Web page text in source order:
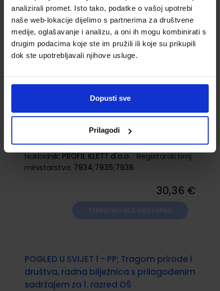
analizirali promet. Isto tako, podatke o vašoj upotrebi
naše web-lokacije dijelimo s partnerima za društvene
medije, oglašavanje i analizu, a oni ih mogu kombinirati s
drugim podacima koje ste im pružili ili koje su prikupili
dok ste upotrebljavali njihove usluge.
Dopusti sve
Prilagodi
TRENUTNO NIJE DOSTUPNO
RIJEČI, TRAG U PRIČI) - PP; komplet 1., 2. i
prilagođenim sadržajem za 1. razred OŠ
Šifra proizvoda:569840
Budinski Kolar Billege Ivančić Mijić
Puh Malogorski
Nakladnik:PROFIL KLETT d.o.o.
Registarski broj
ministarstva: 7934;7935;7936
30,36 €
POGLED U SVIJET 1 - PP; Tragom prirode i
društva, radna bilježnica s prilagođenim
sadržajem za 1. razred OŠ